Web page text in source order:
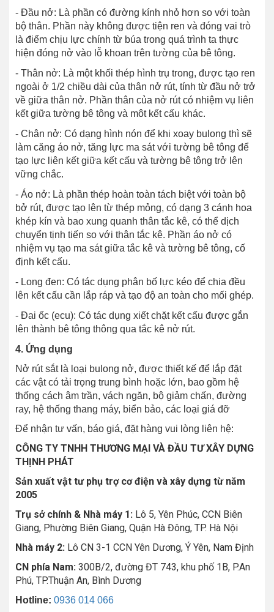
- Đầu nở: Là phần có đường kính nhỏ hơn so với toàn
bộ thân. Phần này không được tiện ren và đóng vai trò
là điểm chịu lực chính từ búa trong quá trình ta thực
hiện đóng nở vào lỗ khoan trên tường của bê tông.
- Thân nở: Là một khối thép hình trụ trong, được tạo ren
ngoài ở 1/2 chiều dài của thân nở rút, tính từ đầu nở trở
về giữa thân nở. Phần thân của nở rút có nhiệm vụ liên
kết giữa tường bê tông và môt kết cấu khác.
- Chân nở: Có dạng hình nón để khi xoay bulong thì sẽ
làm căng áo nở, tăng lực ma sát với tường bê tông để
tạo lực liên kết giữa kết cấu và tường bê tông trở lên
vững chắc.
- Áo nở: Là phần thép hoàn toàn tách biệt với toàn bộ
bở rút, được tạo lên từ thép mỏng, có dạng 3 cánh hoa
khép kín và bao xung quanh thân tắc kê, có thể dịch
chuyển tịnh tiến so với thân tắc kê. Phần áo nở có
nhiệm vụ tạo ma sát giữa tắc kê và tường bê tông, cố
định kết cấu.
- Long đen: Có tác dụng phân bố lực kéo để chia đều
lên kết cấu cần lắp ráp và tạo độ an toàn cho mối ghép.
- Đai ốc (ecu): Có tác dụng xiết chặt kết cấu được gắn
lên thành bê tông thông qua tắc kê nở rút.
4. Ứng dụng
Nở rút sắt là loại bulong nở, được thiết kế để lắp đặt
các vật có tải trọng trung bình hoặc lớn, bao gồm hệ
thống cách âm trần, vách ngăn, bộ giảm chấn, đường
ray, hệ thống thang máy, biển bảo, các loại giá đỡ
Để nhận tư vấn, báo giá, đặt hàng vui lòng liên hệ:
CÔNG TY TNHH THƯƠNG MẠI VÀ ĐẦU TƯ XÂY DỰNG
THỊNH PHÁT
Sản xuất vật tư phụ trợ cơ điện và xây dựng từ năm
2005
Trụ sở chính & Nhà máy 1: Lô 5, Yên Phúc, CCN Biên
Giang, Phường Biên Giang, Quận Hà Đông, TP. Hà Nội
Nhà máy 2: Lô CN 3-1 CCN Yên Dương, Ý Yên, Nam Định
CN phía Nam: 300B/2, đường ĐT 743, khu phố 1B, P.An
Phú, TP.Thuận An, Bình Dương
Hotline: 0936 014 066